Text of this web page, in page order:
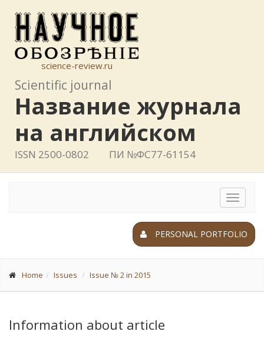
science-review.ru
Scientific journal
Название журнала
на английском
ISSN 2500-0802 ПИ №ФС77-61154
Toggle
PERSONAL PORTFOLIO
Home Issues Issue № 2 in 2015
Information about article